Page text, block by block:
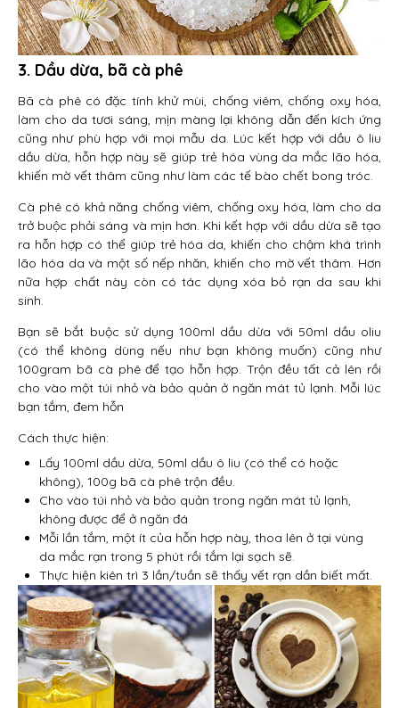
3. Dầu dừa, bã cà phê
Bã cà phê có đặc tính khử mùi, chống viêm, chống oxy hóa,
làm cho da tươi sáng, mịn màng lại không dẫn đến kích ứng
cũng như phù hợp với mọi mẫu da. Lúc kết hợp với dầu ô liu
dầu dừa, hỗn hợp này sẽ giúp trẻ hóa vùng da mắc lão hóa,
khiến mờ vết thâm cũng như làm các tế bào chết bong tróc.
Cà phê có khả năng chống viêm, chống oxy hóa, làm cho da
trở buộc phải sáng và mịn hơn. Khi kết hợp với dầu dừa sẽ tạo
ra hỗn hợp có thể giúp trẻ hóa da, khiến cho chậm khá trình
lão hóa da và một số nếp nhăn, khiến cho mờ vết thâm. Hơn
nữa hợp chất này còn có tác dụng xóa bỏ rạn da sau khi
sinh.
Bạn sẽ bắt buộc sử dụng 100ml dầu dừa với 50ml dầu oliu
(có thể không dùng nếu như bạn không muốn) cũng như
100gram bã cà phê để tạo hỗn hợp. Trộn đều tất cả lên rồi
cho vào một túi nhỏ và bảo quản ở ngăn mát tủ lạnh. Mỗi lúc
bạn tắm, đem hỗn
Cách thực hiện:
Lấy 100ml dầu dừa, 50ml dầu ô liu (có thể có hoặc
không), 100g bã cà phê trộn đều.
Cho vào túi nhỏ và bảo quản trong ngăn mát tủ lạnh,
không được để ở ngăn đá
Mỗi lần tắm, một ít của hỗn hợp này, thoa lên ở tại vùng
da mắc rạn trong 5 phút rồi tắm lại sạch sẽ.
Thực hiện kiên trì 3 lần/tuần sẽ thấy vết rạn dần biết mất.